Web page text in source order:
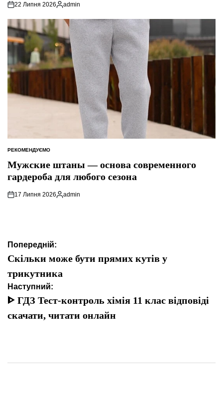
22 Липня 2026
Опубліковано
admin
ОПУБЛІКУВАТИ
РЕКОМЕНДУЄМО
Мужские штаны — основа современного
гардероба для любого сезона
17 Липня 2026
Опубліковано
admin
Навігація
записів
Попередній:
Скільки може бути прямих кутів у
трикутника
Наступний:
ᐈ ГДЗ Тест-контроль хімія 11 клас відповіді
скачати, читати онлайн